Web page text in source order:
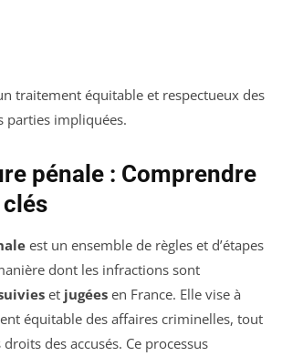
traitement équitable et respectueux des
parties impliquées.
pénale : Comprendre
est un ensemble de règles et d’étapes
dont les infractions sont
et jugées en France. Elle vise à
équitable des affaires criminelles, tout
des accusés. Ce processus